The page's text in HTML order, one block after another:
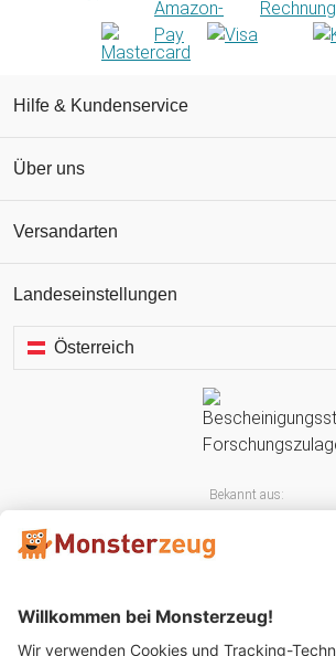
Hilfe & Kundenservice
Über uns
Versandarten
Landeseinstellungen
Österreich
Bekannt aus: